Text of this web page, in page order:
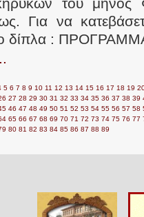
Για να
δίπλα :
5 6 7 8 9 10 11 12 13 14 15 16 17 18 19
27 28 29 30 31 32 33 34 35 36 37 38 39
46 47 48 49 50 51 52 53 54 55 56 57 58
65 66 67 68 69 70 71 72 73 74 75 76 77
80 81 82 83 84 85 86 87 88 89